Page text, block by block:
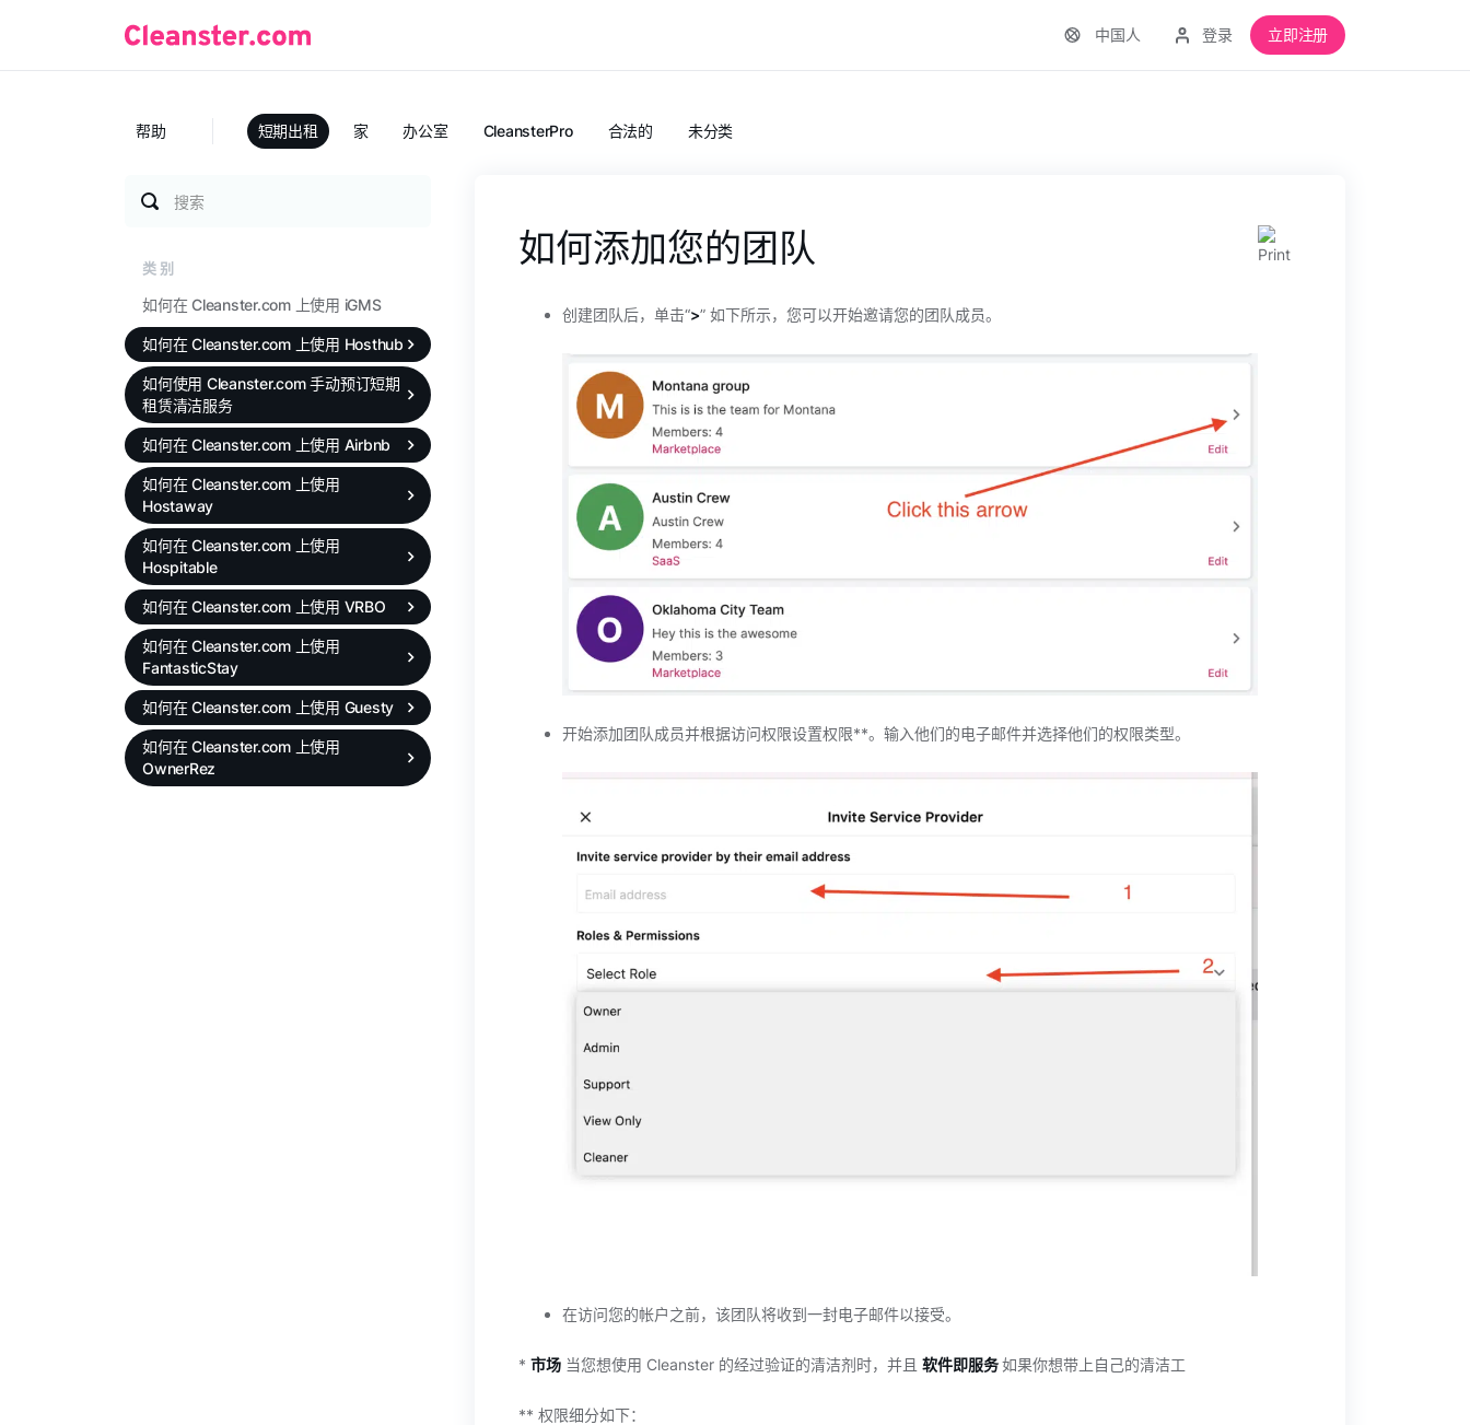
中国人 登录 立即注册
帮助 短期出租 家 办公室 CleansterPro 合法的 未分类
搜索
类别
如何在 Cleanster.com 上使用 iGMS
如何在 Cleanster.com 上使用 Hosthub
如何使用 Cleanster.com 手动预订短期
租赁清洁服务
如何在 Cleanster.com 上使用 Airbnb
如何在 Cleanster.com 上使用
Hostaway
如何在 Cleanster.com 上使用
Hospitable
如何在 Cleanster.com 上使用 VRBO
如何在 Cleanster.com 上使用
FantasticStay
如何在 Cleanster.com 上使用 Guesty
如何在 Cleanster.com 上使用
OwnerRez
如何添加您的团队
创建团队后，单击“>” 如下所示，您可以开始邀请您的团队成员。
开始添加团队成员并根据访问权限设置权限**。输入他们的电子邮件并选择他们的权限类型。
在访问您的帐户之前，该团队将收到一封电子邮件以接受。
* 市场 当您想使用 Cleanster 的经过验证的清洁剂时，并且 软件即服务如果你想带上自己的清洁工
** 权限细分如下：